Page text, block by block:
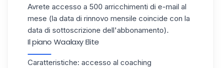
Avrete accesso a 500 arricchimenti di e-mail al
mese (la data di rinnovo mensile coincide con la
data di sottoscrizione dell'abbonamento).
Il piano Waalaxy Elite
Caratteristiche: accesso al coaching